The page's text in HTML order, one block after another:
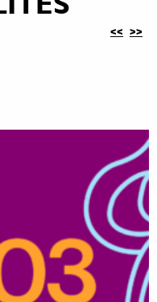
<< >>